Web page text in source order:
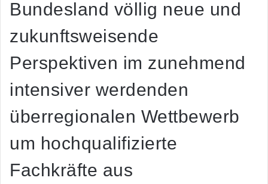
Bundesland völlig neue und
zukunftsweisende
Perspektiven im zunehmend
intensiver werdenden
überregionalen Wettbewerb
um hochqualifizierte
Fachkräfte aus